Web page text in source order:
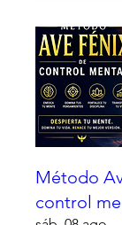
Método
control